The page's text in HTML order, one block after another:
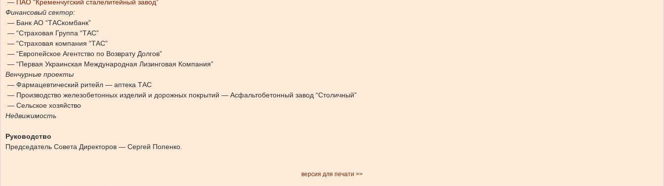
— ПАО “Кременчугский сталелитейный завод”
Финансовый сектор:
— Банк АО “ТАСкомбанк”
— “Страховая Группа “ТАС”
— “Страховая компания “ТАС”
— “Европейское Агентство по Возврату Долгов”
— “Первая Украинская Международная Лизинговая Компания”
Венчурные проекты
— Фармацевтический ритейл — аптека ТАС
— Производство железобетонных изделий и дорожных покрытий — Асфальтобетонный завод “Столичный”
— Сельское хозяйство
Недвижимость
Руководство
Председатель Совета Директоров — Сергей Попенко.
версия для печати >>